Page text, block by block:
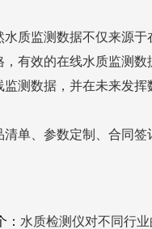
水质监测数据不仅来源
，有效的在线水质监测
测数据，并在未来发
清单、参数定制、合同
： 水质检测仪对不同行